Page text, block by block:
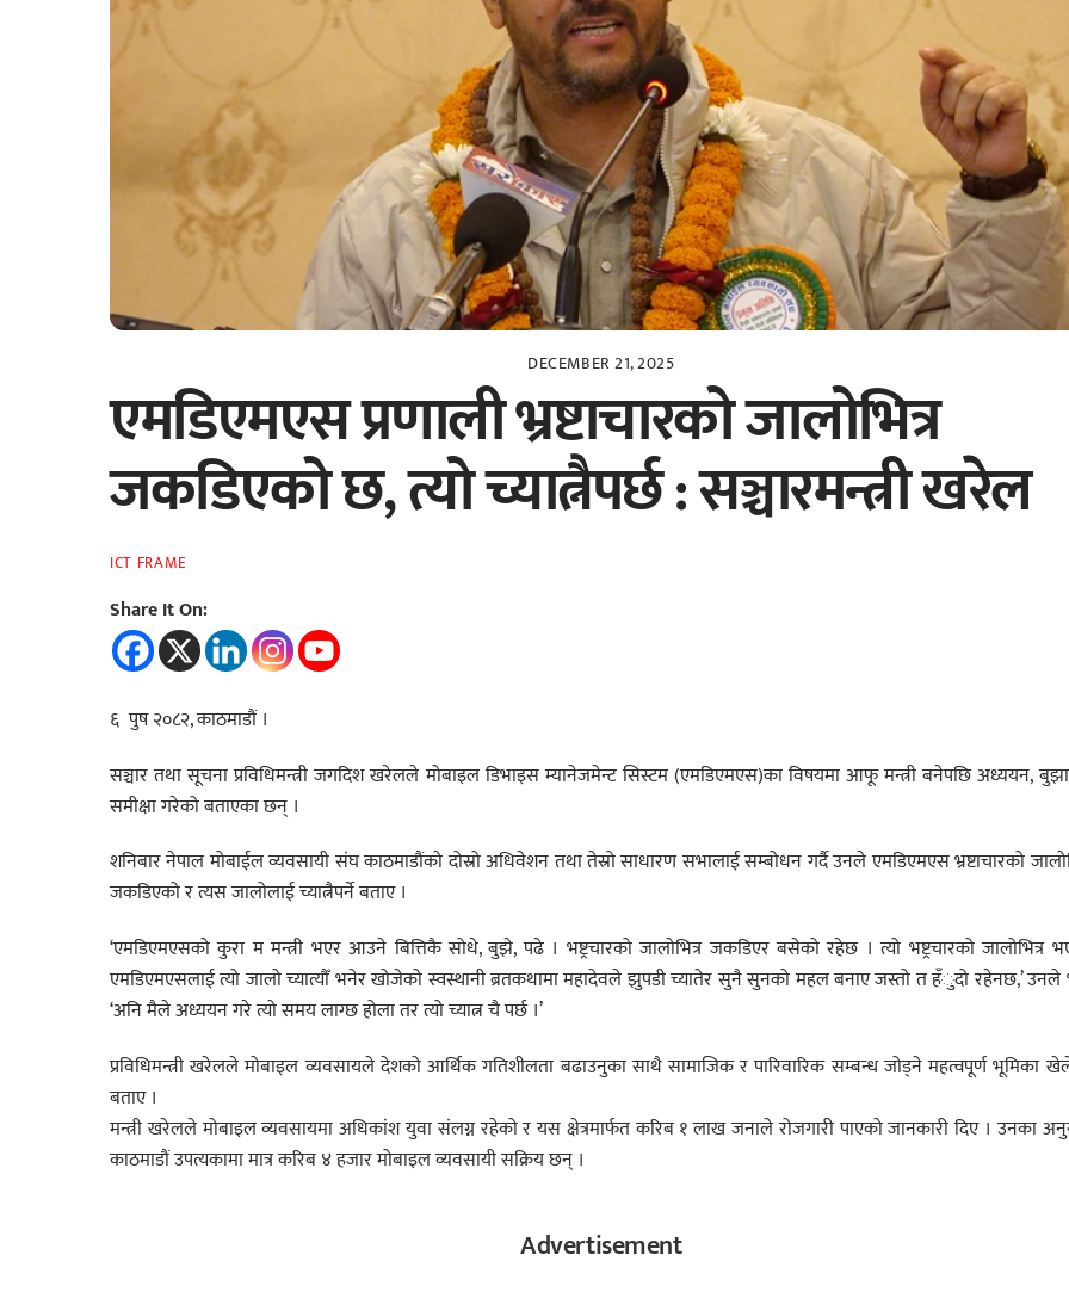
DECEMBER 21, 2025
एमडिएमएस प्रणाली भ्रष्टाचारको जालोभित्र
जकडिएको छ, त्यो च्यात्नैपर्छ : सञ्चारमन्त्री खरेल
ICT FRAME
Share It On:
६ पुष २०८२, काठमाडौं ।
सञ्चार तथा सूचना प्रविधिमन्त्री जगदिश खरेलले मोबाइल डिभाइस म्यानेजमेन्ट सिस्टम (एमडिएमएस)का विषयमा आफू मन्त्री बनेपछि अध्ययन,
समीक्षा गरेको बताएका छन् ।
शनिबार नेपाल मोबाईल व्यवसायी संघ काठमाडौंको दोस्रो अधिवेशन तथा तेस्रो साधारण सभालाई सम्बोधन गर्दै उनले एमडिएमएस भ्रष्टाचारको
जकडिएको र त्यस जालोलाई च्यात्नैपर्ने बताए ।
‘एमडिएमएसको कुरा म मन्त्री भएर आउने बित्तिकै सोधे, बुझे, पढे । भष्ट्रचारको जालोभित्र जकडिएर बसेको रहेछ । त्यो भष्ट्रचारको जालोभित्र
एमडिएमएसलाई त्यो जालो च्यात्यौँ भनेर खोजेको स्वस्थानी ब्रतकथामा महादेवले झुपडी च्यातेर सुनै सुनको महल बनाए जस्तो त हँुदो रहेनछ,’
‘अनि मैले अध्ययन गरे त्यो समय लाग्छ होला तर त्यो च्यात्न चै पर्छ ।’
प्रविधिमन्त्री खरेलले मोबाइल व्यवसायले देशको आर्थिक गतिशीलता बढाउनुका साथै सामाजिक र पारिवारिक सम्बन्ध जोड्ने महत्वपूर्ण भूमिका
बताए ।
मन्त्री खरेलले मोबाइल व्यवसायमा अधिकांश युवा संलग्न रहेको र यस क्षेत्रमार्फत करिब १ लाख जनाले रोजगारी पाएको जानकारी दिए । उनका
काठमाडौं उपत्यकामा मात्र करिब ४ हजार मोबाइल व्यवसायी सक्रिय छन् ।
Advertisement